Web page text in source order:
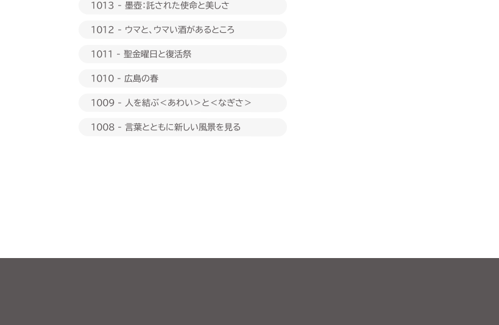
1013 - 墨壺：託された使命と美しさ
1012 - ウマと、ウマい酒があるところ
1011 - 聖金曜日と復活祭
1010 - 広島の春
1009 - 人を結ぶ＜あわい＞と＜なぎさ＞
1008 - 言葉とともに新しい風景を見る